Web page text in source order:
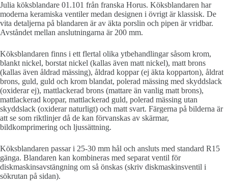
Julia köksblandare 01.101 från franska Horus. Köksblandaren har
moderna keramiska ventiler medan designen i övrigt är klassisk. De
vita detaljerna på blandaren är av äkta porslin och pipen är vridbar.
Avståndet mellan anslutningarna är 200 mm.
Köksblandaren finns i ett flertal olika ytbehandlingar såsom krom,
blankt nickel, borstat nickel (kallas även matt nickel), matt brons
(kallas även åldrad mässing), åldrad koppar (ej äkta kopparton), åldrat
brons, guld, guld och krom blandat, polerad mässing med skyddslack
(oxiderar ej), mattlackerad brons (mattare än vanlig matt brons),
mattlackerad koppar, mattlackerad guld, polerad mässing utan
skyddslack (oxiderar naturligt) och matt svart. Färgerna på bilderna är
att se som riktlinjer då de kan förvanskas av skärmar,
bildkomprimering och ljussättning.
Köksblandaren passar i 25-30 mm hål och ansluts med standard R15
gänga. Blandaren kan kombineras med separat ventil för
diskmaskinsavstängning om så önskas (skriv diskmaskinsventil i
sökrutan på sidan).